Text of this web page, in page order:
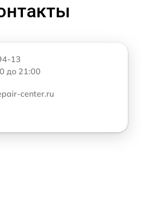
13
до 21:00
center.ru